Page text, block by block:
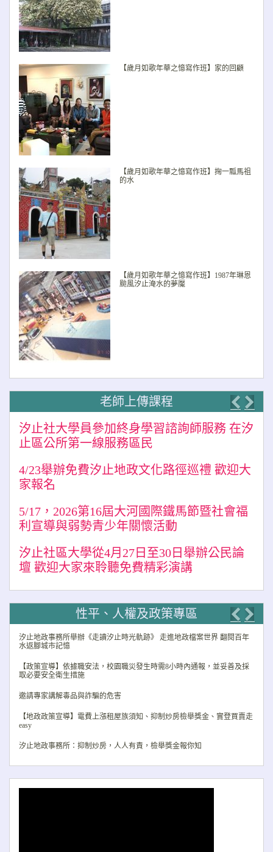
【歲月如歌年華之憶寫作班】家的回顧
【歲月如歌年華之憶寫作班】掬一瓢馬祖
的水
【歲月如歌年華之憶寫作班】1987年琳恩
颱風汐止淹水的夢魘
老師上傳課程
汐止社大學員參加終身學習諮詢師服務 在汐
止區公所第一線服務區民
4/23舉辦免費汐止地政文化路徑巡禮 歡迎大
家報名
5/17，2026第16屆大河國際鐵馬節暨社會福
利宣導與弱勢青少年關懷活動
汐止社區大學從4月27日至30日舉辦公民論
壇 歡迎大家來聆聽免費精彩演講
性平、人權及政策專區
汐止地政事務所舉辦《走讀汐止時光軌跡》 走進地政檔案世界 翻閱百年
水返腳城市記憶
【政策宣導】依據職安法，校園職災發生時需8小時內通報，並妥善及採
取必要安全衛生措施
邀請專家講解毒品與詐騙的危害
【地政政策宣導】電費上漲租屋族須知、抑制炒房檢舉獎金、實登買賣走
easy
汐止地政事務所：抑制炒房，人人有責，檢舉獎金報你知